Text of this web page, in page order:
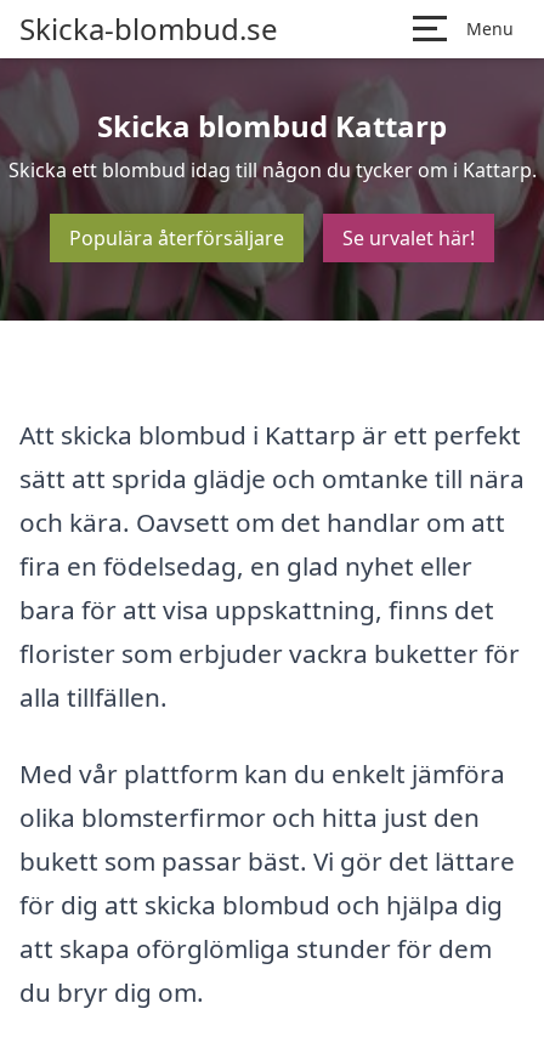
Skicka-blombud.se Menu
Skicka blombud Kattarp
Skicka ett blombud idag till någon du tycker om i Kattarp.
Populära återförsäljare Se urvalet här!
Att skicka blombud i Kattarp är ett perfekt
sätt att sprida glädje och omtanke till nära
och kära. Oavsett om det handlar om att
fira en födelsedag, en glad nyhet eller
bara för att visa uppskattning, finns det
florister som erbjuder vackra buketter för
alla tillfällen.
Med vår plattform kan du enkelt jämföra
olika blomsterfirmor och hitta just den
bukett som passar bäst. Vi gör det lättare
för dig att skicka blombud och hjälpa dig
att skapa oförglömliga stunder för dem
du bryr dig om.